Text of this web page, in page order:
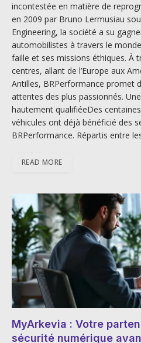
incontestée en matière de
en 2009 par Bruno Lermusiau
Engineering, la société a su
automobilistes à travers le
faille et ses missions éthiques. À
centres, allant de l’Europe aux
Antilles, BRPerformance promet
attentes des plus passionnés.
hautement qualifiéeDes
véhicules ont déjà bénéficié des
BRPerformance. Répartis entre
READ MORE
MyArkevia : Votre
sécurité numérique